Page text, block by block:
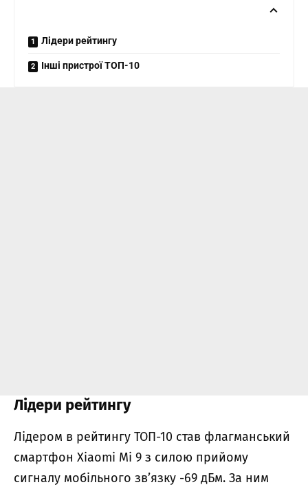
Лідери рейтингу
Інші пристрої ТОП-10
Лідери рейтингу
Лідером в рейтингу ТОП-10 став флагманський
смартфон Xiaomi Mi 9 з силою прийому
сигналу мобільного зв’язку -69 дБм. За ним